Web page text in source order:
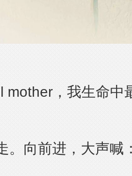
mother，我生命中
。向前进，大声喊